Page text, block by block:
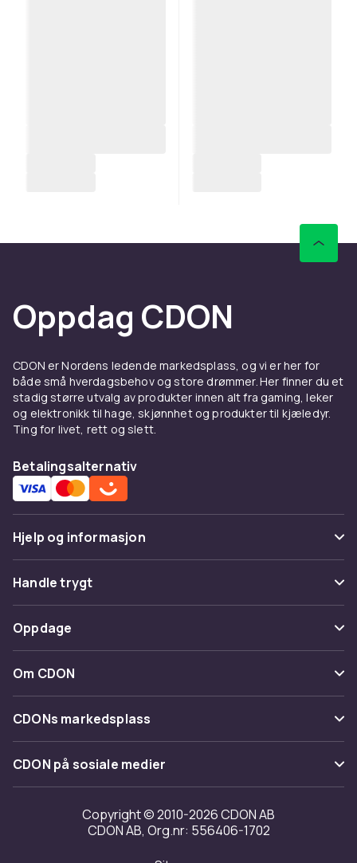
Oppdag CDON
CDON er Nordens ledende markedsplass, og vi er her for
både små hverdagsbehov og store drømmer. Her finner du et
stadig større utvalg av produkter innen alt fra gaming, leker
og elektronikk til hage, skjønnhet og produkter til kjæledyr.
Ting for livet, rett og slett.
Betalingsalternativ
Hjelp og informasjon
Vanlige spørsmål
Spor pakke
Angre & returner her
Kontakt oss
Handle trygt
Betaling
Levering
Tilbakekallinger
Oppdage
Kategorier
Varemerker
Om CDON
Om oss
Kundeanmeldelser
Jobbe på CDON
Investor relations
Tilgjengelighet
CDONs markedsplass
Merchant Help Center
CDON på sosiale medier
Copyright © 2010-2026 CDON AB
CDON AB, Org.nr: 556406-1702